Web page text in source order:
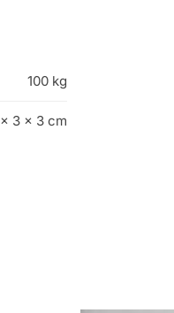
100 kg
3 × 3 cm